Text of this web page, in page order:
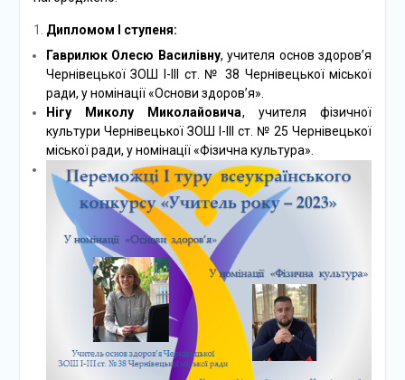
Дипломом І ступеня:
Гаврилюк Олесю Василівну, учителя основ здоров’я
Чернівецької ЗОШ І-ІІІ ст. № 38 Чернівецької міської
ради, у номінації «Основи здоров’я».
Нігу Миколу Миколайовича, учителя фізичної
культури Чернівецької ЗОШ І-ІІІ ст. № 25 Чернівецької
міської ради, у номінації «Фізична культура».